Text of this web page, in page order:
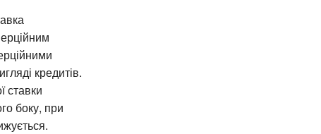
кредитів.
ставки
боку, при